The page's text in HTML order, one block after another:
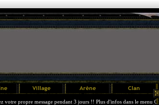
propre message pendant 3 jours !! Plus d'infos dans le menu Options.